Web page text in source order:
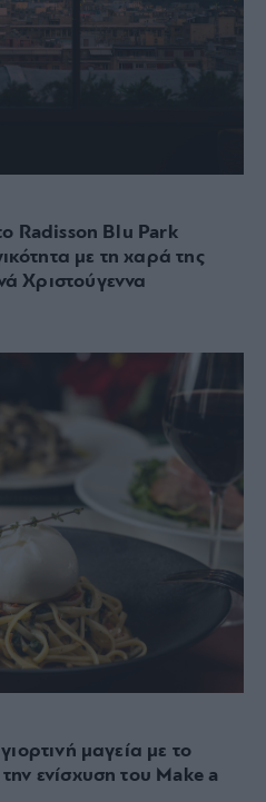
Radisson Blu Park
με τη χαρά της
Χριστούγεννα
μαγεία με το
ενίσχυση του Make a